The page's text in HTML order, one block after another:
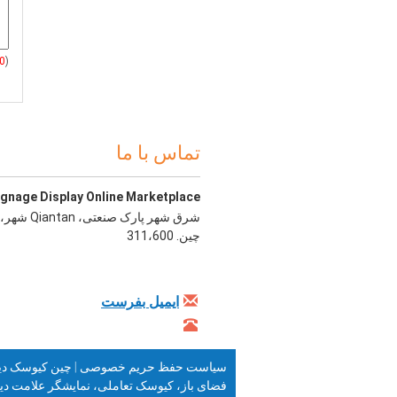
(
0
تماس با ما
Display Online Marketplace
چین. 311،600
ایمیل بفرست
سیاست حفظ حریم خصوصی
چین کیوسک
فضای باز، کیوسک تعاملی، نمایشگر علامت